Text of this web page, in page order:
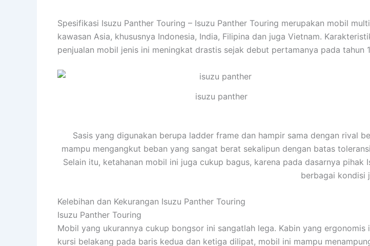
Spesifikasi Isuzu Panther Touring – Isuzu Panther Touring merupakan mobil
kawasan Asia, khususnya Indonesia, India, Filipina dan juga Vietnam.
penjualan mobil jenis ini meningkat drastis sejak debut pertamanya pada tahun
isuzu panther
Sasis yang digunakan berupa ladder frame dan hampir sama dengan rival
mampu mengangkut beban yang sangat berat sekalipun dengan batas
Selain itu, ketahanan mobil ini juga cukup bagus, karena pada dasarnya
berbagai kondisi
Kelebihan dan Kekurangan Isuzu Panther Touring
Isuzu Panther Touring
Mobil yang ukurannya cukup bongsor ini sangatlah lega. Kabin yang
kursi belakang pada baris kedua dan ketiga dilipat, mobil ini mampu